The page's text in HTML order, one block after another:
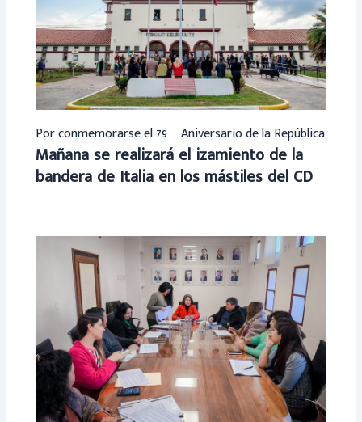
Por conmemorarse el 79º Aniversario de la República
Mañana se realizará el izamiento de la
bandera de Italia en los mástiles del CD